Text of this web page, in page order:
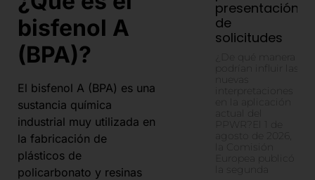
bisfenol A
(BPA)?
El bisfenol A (BPA) es una
sustancia química
industrial muy utilizada en
la fabricación de
plásticos de
policarbonato y resinas
presentación
de
solicitudes
¿De qué manera
podrían influir las
nuevas
actual del
PPWR?El 1 de
agosto de 2026,
la Comisión
la segunda